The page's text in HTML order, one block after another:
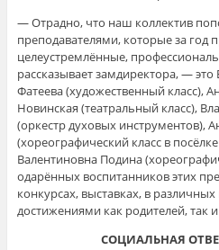
— Отрадно, что наш коллектив
преподавателями, которые за год
целеустремлённые,
рассказывает замдиректора, —
Фатеева (художественный класс),
Новинская (театральный класс),
(оркестр духовых инструментов),
(хореографический класс в
Валентиновна Подина
одарённых воспитанников этих
конкурсах, выставках, в
достижениями как родителей, так
СОЦИАЛЬНАЯ